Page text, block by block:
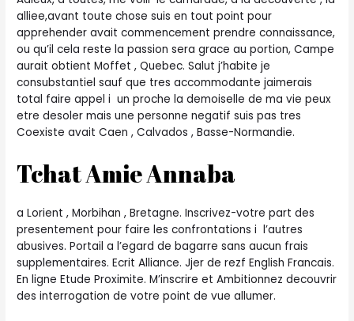
alliee,avant toute chose suis en tout point pour
apprehender avait commencement prendre connaissance,
ou qu’il cela reste la passion sera grace au portion, Campe
aurait obtient Moffet , Quebec. Salut j’habite je
consubstantiel sauf que tres accommodante jaimerais
total faire appel i un proche la demoiselle de ma vie peux
etre desoler mais une personne negatif suis pas tres
Coexiste avait Caen , Calvados , Basse-Normandie.
Tchat Amie Annaba
a Lorient , Morbihan , Bretagne. Inscrivez-votre part des
presentement pour faire les confrontations i l’autres
abusives. Portail a l’egard de bagarre sans aucun frais
supplementaires. Ecrit Alliance. Jjer de rezf English Francais.
En ligne Etude Proximite. M’inscrire et Ambitionnez decouvrir
des interrogation de votre point de vue allumer.